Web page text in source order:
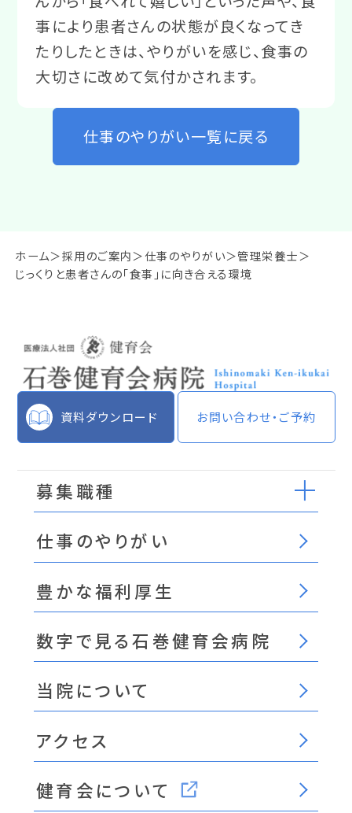
ホーム 採用のご案内 仕事のやりがい
管理栄養士
じっくりと患者さんの「食事」に向き合える環境
事により患者さんの状態が良くなってき
たりしたときは、やりがいを感じ、食事の
大切さに改めて気付かされます。
仕事のやりがい一覧に戻る
資料ダウンロード お問い合わせ・ご予約
募集職種
仕事のやりがい
豊かな福利厚生
数字で見る石巻健育会病院
当院について
アクセス
健育会について